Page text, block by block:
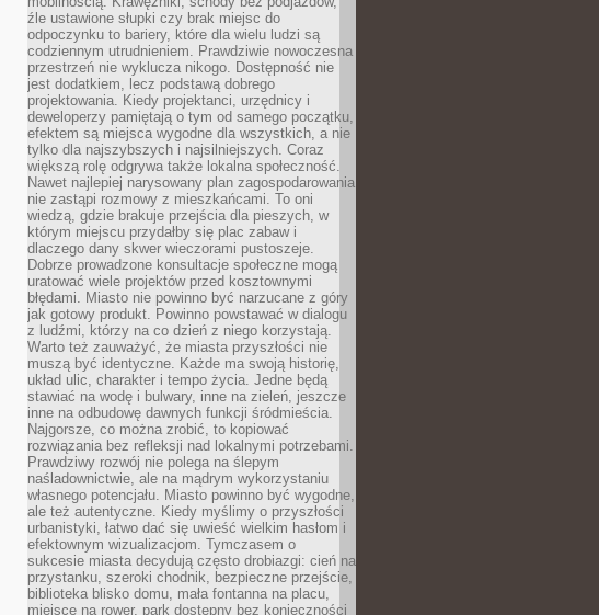
źle ustawione słupki czy brak miejsc do
odpoczynku to bariery, które dla wielu ludzi są
codziennym utrudnieniem. Prawdziwie nowoczesna
przestrzeń nie wyklucza nikogo. Dostępność nie
jest dodatkiem, lecz podstawą dobrego
projektowania. Kiedy projektanci, urzędnicy i
deweloperzy pamiętają o tym od samego początku,
efektem są miejsca wygodne dla wszystkich, a nie
tylko dla najszybszych i najsilniejszych. Coraz
większą rolę odgrywa także lokalna społeczność.
Nawet najlepiej narysowany plan zagospodarowania
nie zastąpi rozmowy z mieszkańcami. To oni
wiedzą, gdzie brakuje przejścia dla pieszych, w
którym miejscu przydałby się plac zabaw i
dlaczego dany skwer wieczorami pustoszeje.
Dobrze prowadzone konsultacje społeczne mogą
uratować wiele projektów przed kosztownymi
błędami. Miasto nie powinno być narzucane z góry
jak gotowy produkt. Powinno powstawać w dialogu
z ludźmi, którzy na co dzień z niego korzystają.
Warto też zauważyć, że miasta przyszłości nie
muszą być identyczne. Każde ma swoją historię,
układ ulic, charakter i tempo życia. Jedne będą
stawiać na wodę i bulwary, inne na zieleń, jeszcze
inne na odbudowę dawnych funkcji śródmieścia.
Najgorsze, co można zrobić, to kopiować
rozwiązania bez refleksji nad lokalnymi potrzebami.
Prawdziwy rozwój nie polega na ślepym
naśladownictwie, ale na mądrym wykorzystaniu
własnego potencjału. Miasto powinno być wygodne,
ale też autentyczne. Kiedy myślimy o przyszłości
urbanistyki, łatwo dać się uwieść wielkim hasłom i
efektownym wizualizacjom. Tymczasem o
sukcesie miasta decydują często drobiazgi: cień na
przystanku, szeroki chodnik, bezpieczne przejście,
biblioteka blisko domu, mała fontanna na placu,
miejsce na rower, park dostępny bez konieczności